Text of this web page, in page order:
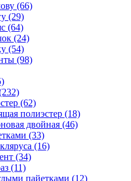
(66)
(29)
(64)
(24)
(54)
(98)
(62)
полиэстер (18)
двойная (46)
(33)
(16)
(34)
(11)
пайетками (12)